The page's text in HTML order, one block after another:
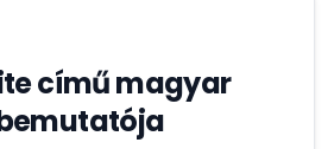
című magyar